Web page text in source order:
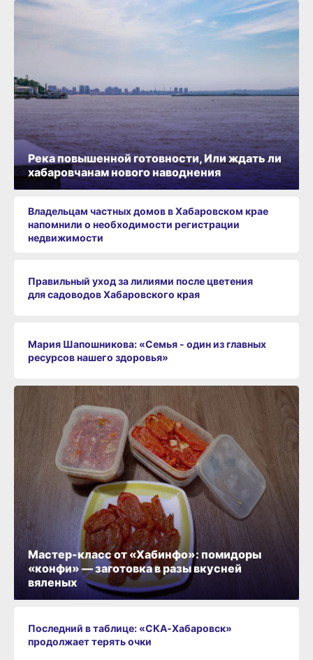
Река повышенной готовности, Или ждать ли
хабаровчанам нового наводнения
Владельцам частных домов в Хабаровском крае
напомнили о необходимости регистрации
недвижимости
Правильный уход за лилиями после цветения
для садоводов Хабаровского края
Мария Шапошникова: «Семья - один из главных
ресурсов нашего здоровья»
Последний в таблице: «СКА‑Хабаровск»
продолжает терять очки
Мастер-класс от «Хабинфо»: помидоры
«конфи» — заготовка в разы вкусней
вяленых